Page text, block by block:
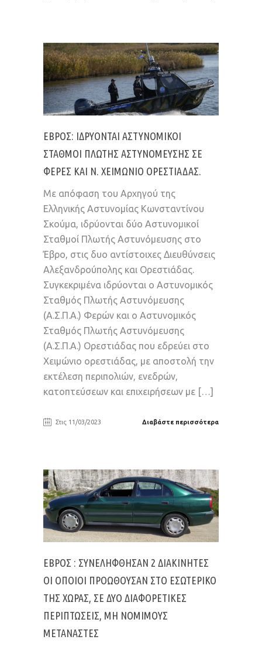
ΈΒΡΟΣ: ΙΔΡΎΟΝΤΑΙ ΑΣΤΥΝΟΜΙΚΟΊ
ΣΤΑΘΜΟΊ ΠΛΩΤΉΣ ΑΣΤΥΝΌΜΕΥΣΗΣ ΣΕ
ΦΈΡΕΣ ΚΑΙ Ν. ΧΕΙΜΏΝΙΟ ΟΡΕΣΤΙΆΔΑΣ.
Με απόφαση του Αρχηγού της
Ελληνικής Αστυνομίας Κωνσταντίνου
Σκούμα, ιδρύονται δύο Αστυνομικοί
Σταθμοί Πλωτής Αστυνόμευσης στο
Έβρο, στις δυο αντίστοιχες Διευθύνσεις
Αλεξανδρούπολης και Ορεστιάδας.
Συγκεκριμένα ιδρύονται ο Αστυνομικός
Σταθμός Πλωτής Αστυνόμευσης
(Α.Σ.Π.Α.) Φερών και ο Αστυνομικός
Σταθμός Πλωτής Αστυνόμευσης
(Α.Σ.Π.Α.) Ορεστιάδας που εδρεύει στο
Χειμώνιο ορεστιάδας, με αποστολή την
εκτέλεση περιπολιών, ενεδρών,
κατοπτεύσεων και επιχειρήσεων με […]
Στις 11/03/2023 Διαβάστε περισσότερα
ΕΒΡΟΣ : ΣΥΝΕΛΉΦΘΗΣΑΝ 2 ΔΙΑΚΙΝΗΤΈΣ
ΟΙ ΟΠΟΊΟΙ ΠΡΟΩΘΟΎΣΑΝ ΣΤΟ ΕΣΩΤΕΡΙΚΌ
ΤΗΣ ΧΏΡΑΣ, ΣΕ ΔΎΟ ΔΙΑΦΟΡΕΤΙΚΈΣ
ΠΕΡΙΠΤΏΣΕΙΣ, ΜΗ ΝΌΜΙΜΟΥΣ
ΜΕΤΑΝΆΣΤΕΣ